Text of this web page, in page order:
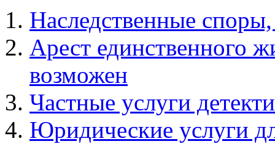
Наследственные
Арест единственного
возможен
Частные услуги
Юридические услуги